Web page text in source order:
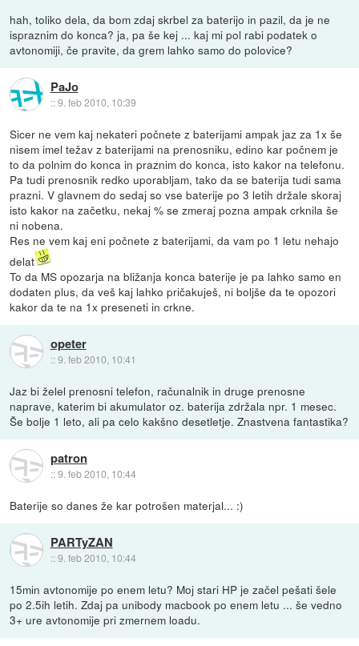
hah, toliko dela, da bom zdaj skrbel za baterijo in pazil, da je ne
ispraznim do konca? ja, pa še kej ... kaj mi pol rabi podatek o
avtonomiji, če pravite, da grem lahko samo do polovice?
PaJo
::9. feb 2010, 10:39
Sicer ne vem kaj nekateri počnete z baterijami ampak jaz za 1x še
nisem imel težav z baterijami na prenosniku, edino kar počnem je
to da polnim do konca in praznim do konca, isto kakor na telefonu.
Pa tudi prenosnik redko uporabljam, tako da se baterija tudi sama
prazni. V glavnem do sedaj so vse baterije po 3 letih držale skoraj
isto kakor na začetku, nekaj % se zmeraj pozna ampak crknila še
ni nobena.
Res ne vem kaj eni počnete z baterijami, da vam po 1 letu nehajo
delat
To da MS opozarja na bližanja konca baterije je pa lahko samo en
dodaten plus, da veš kaj lahko pričakuješ, ni boljše da te opozori
kakor da te na 1x preseneti in crkne.
opeter
::9. feb 2010, 10:41
Jaz bi želel prenosni telefon, računalnik in druge prenosne
naprave, katerim bi akumulator oz. baterija zdržala npr. 1 mesec.
Še bolje 1 leto, ali pa celo kakšno desetletje. Znastvena fantastika?
patron
::9. feb 2010, 10:44
Baterije so danes že kar potrošen materjal... :)
PARTyZAN
::9. feb 2010, 10:44
15min avtonomije po enem letu? Moj stari HP je začel pešati šele
po 2.5ih letih. Zdaj pa unibody macbook po enem letu ... še vedno
3+ ure avtonomije pri zmernem loadu.